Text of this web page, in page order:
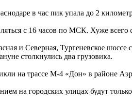
в час пик упала до 2
с 16 часов по МСК. Хуже
и Северная, Тургеневское
столкнулись два грузовика.
на трассе М-4 «Дон» в районе
на городских улицах будут